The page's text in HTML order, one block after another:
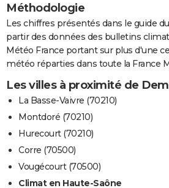
Méthodologie
Les chiffres présentés dans le guide
partir des données des bulletins
Météo France portant sur plus d'une
météo réparties dans toute la France
Les villes à proximité de
La Basse-Vaivre (70210)
Montdoré (70210)
Hurecourt (70210)
Corre (70500)
Vougécourt (70500)
Climat en Haute-Saône